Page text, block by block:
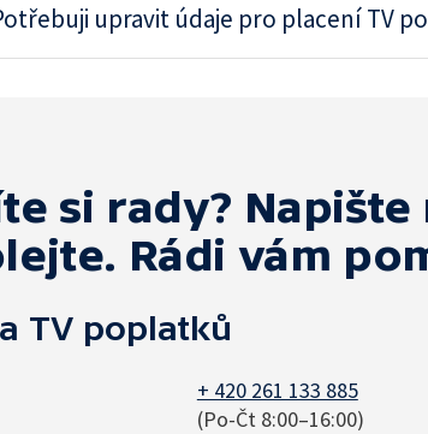
upravit údaje pro placení TV
si rady? Napište
Rádi vám
TV poplatků
+ 420 261 133 885
(Po-Čt 8:00–16:00)